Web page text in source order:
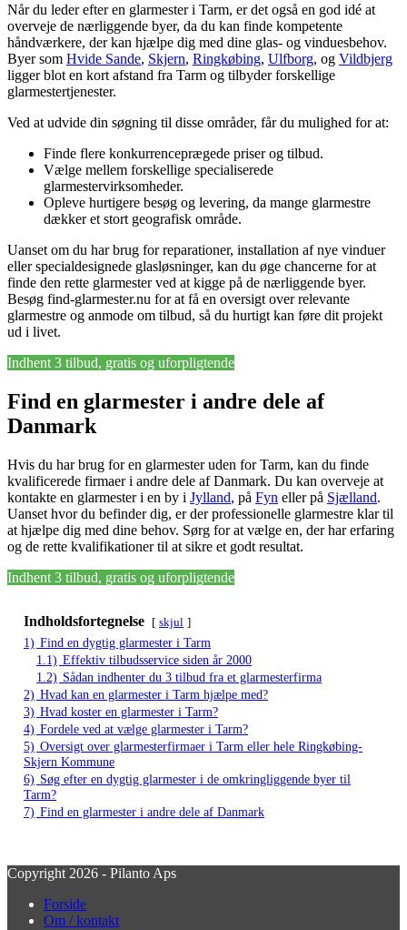
Når du leder efter en glarmester i Tarm, er det også en god idé at
overveje de nærliggende byer, da du kan finde kompetente
håndværkere, der kan hjælpe dig med dine glas- og vinduesbehov.
Byer som Hvide Sande, Skjern, Ringkøbing, Ulfborg, og Vildbjerg
ligger blot en kort afstand fra Tarm og tilbyder forskellige
glarmestertjenester.
Ved at udvide din søgning til disse områder, får du mulighed for at:
Finde flere konkurrenceprægede priser og tilbud.
Vælge mellem forskellige specialiserede
glarmestervirksomheder.
Opleve hurtigere besøg og levering, da mange glarmestre
dækker et stort geografisk område.
Uanset om du har brug for reparationer, installation af nye vinduer
eller specialdesignede glasløsninger, kan du øge chancerne for at
finde den rette glarmester ved at kigge på de nærliggende byer.
Besøg find-glarmester.nu for at få en oversigt over relevante
glarmestre og anmode om tilbud, så du hurtigt kan føre dit projekt
ud i livet.
Indhent 3 tilbud, gratis og uforpligtende
Find en glarmester i andre dele af
Danmark
Hvis du har brug for en glarmester uden for Tarm, kan du finde
kvalificerede firmaer i andre dele af Danmark. Du kan overveje at
kontakte en glarmester i en by i Jylland, på Fyn eller på Sjælland.
Uanset hvor du befinder dig, er der professionelle glarmestre klar til
at hjælpe dig med dine behov. Sørg for at vælge en, der har erfaring
og de rette kvalifikationer til at sikre et godt resultat.
Indhent 3 tilbud, gratis og uforpligtende
Indholdsfortegnelse skjul
1) Find en dygtig glarmester i Tarm
1.1) Effektiv tilbudsservice siden år 2000
1.2) Sådan indhenter du 3 tilbud fra et glarmesterfirma
2) Hvad kan en glarmester i Tarm hjælpe med?
3) Hvad koster en glarmester i Tarm?
4) Fordele ved at vælge glarmester i Tarm?
5) Oversigt over glarmesterfirmaer i Tarm eller hele Ringkøbing-
Skjern Kommune
6) Søg efter en dygtig glarmester i de omkringliggende byer til
Tarm?
7) Find en glarmester i andre dele af Danmark
Copyright 2026 - Pilanto Aps
Forside
Om / kontakt